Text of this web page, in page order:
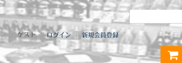
ゲスト ログイン 新規会員登録